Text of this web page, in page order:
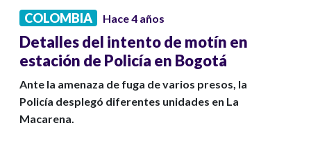
COLOMBIA Hace 4 años
Detalles del intento de motín en
estación de Policía en Bogotá
Ante la amenaza de fuga de varios presos, la
Policía desplegó diferentes unidades en La
Macarena.